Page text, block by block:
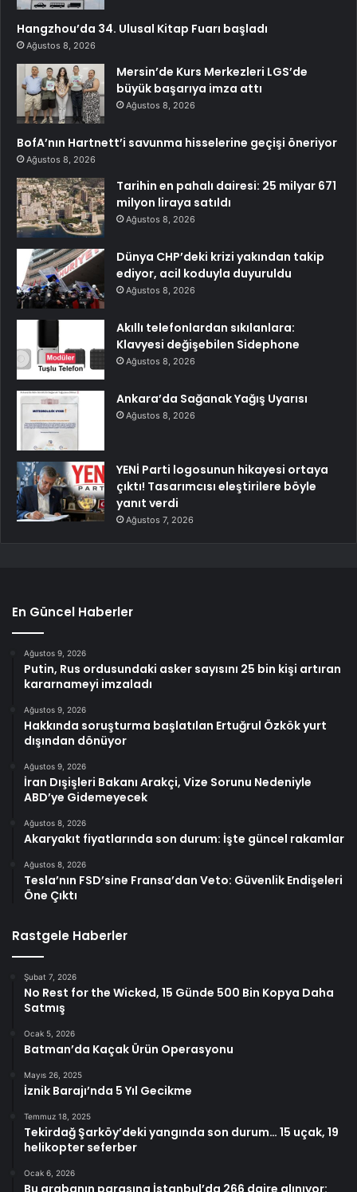
Hangzhou’da 34. Ulusal Kitap Fuarı başladı
Ağustos 8, 2026
Mersin’de Kurs Merkezleri LGS’de
büyük başarıya imza attı
Ağustos 8, 2026
BofA’nın Hartnett’i savunma hisselerine geçişi öneriyor
Ağustos 8, 2026
Tarihin en pahalı dairesi: 25 milyar 671
milyon liraya satıldı
Ağustos 8, 2026
Dünya CHP’deki krizi yakından takip
ediyor, acil koduyla duyuruldu
Ağustos 8, 2026
Akıllı telefonlardan sıkılanlara:
Klavyesi değişebilen Sidephone
Ağustos 8, 2026
Ankara’da Sağanak Yağış Uyarısı
Ağustos 8, 2026
YENİ Parti logosunun hikayesi ortaya
çıktı! Tasarımcısı eleştirilere böyle
yanıt verdi
Ağustos 7, 2026
En Güncel Haberler
Ağustos 9, 2026
Putin, Rus ordusundaki asker sayısını 25 bin kişi artıran
kararnameyi imzaladı
Ağustos 9, 2026
Hakkında soruşturma başlatılan Ertuğrul Özkök yurt
dışından dönüyor
Ağustos 9, 2026
İran Dışişleri Bakanı Arakçi, Vize Sorunu Nedeniyle
ABD’ye Gidemeyecek
Ağustos 8, 2026
Akaryakıt fiyatlarında son durum: İşte güncel rakamlar
Ağustos 8, 2026
Tesla’nın FSD’sine Fransa’dan Veto: Güvenlik Endişeleri
Öne Çıktı
Rastgele Haberler
Şubat 7, 2026
No Rest for the Wicked, 15 Günde 500 Bin Kopya Daha
Satmış
Ocak 5, 2026
Batman’da Kaçak Ürün Operasyonu
Mayıs 26, 2025
İznik Barajı’nda 5 Yıl Gecikme
Temmuz 18, 2025
Tekirdağ Şarköy’deki yangında son durum… 15 uçak, 19
helikopter seferber
Ocak 6, 2026